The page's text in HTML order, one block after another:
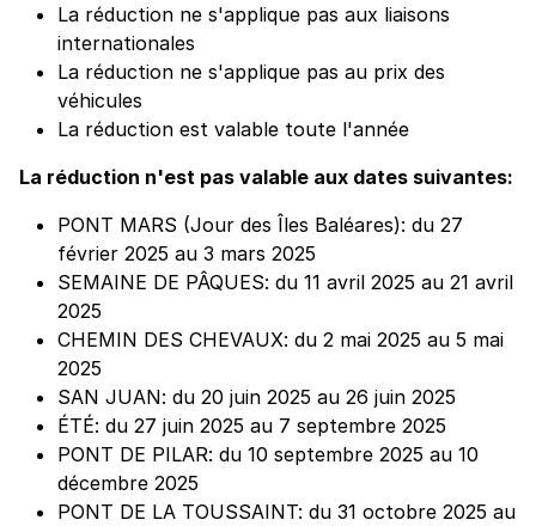
La réduction ne s'applique pas aux liaisons
internationales
La réduction ne s'applique pas au prix des
véhicules
La réduction est valable toute l'année
La réduction n'est pas valable aux dates suivantes:
PONT MARS (Jour des Îles Baléares): du 27
février 2025 au 3 mars 2025
SEMAINE DE PÂQUES: du 11 avril 2025 au 21 avril
2025
CHEMIN DES CHEVAUX: du 2 mai 2025 au 5 mai
2025
SAN JUAN: du 20 juin 2025 au 26 juin 2025
ÉTÉ: du 27 juin 2025 au 7 septembre 2025
PONT DE PILAR: du 10 septembre 2025 au 10
décembre 2025
PONT DE LA TOUSSAINT: du 31 octobre 2025 au